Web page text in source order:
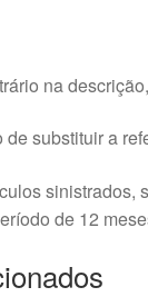
na
substituir a
sinistrados,
de 12